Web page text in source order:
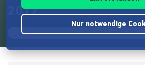
2017
Nur notwendige